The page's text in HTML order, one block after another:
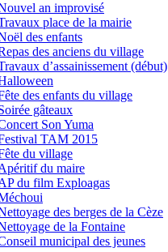
an improvisé
place de la mairie
des enfants
des anciens du village
d’assainissement (début)
des enfants du village
gâteaux
Son Yuma
TAM 2015
du village
du maire
du film Exploagas
des berges de la Cèze
de la Fontaine
municipal des jeunes